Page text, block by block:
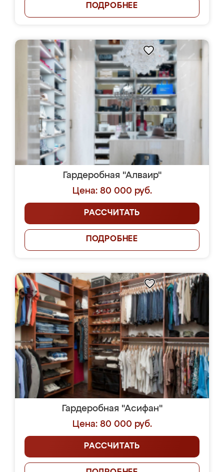
ПОДРОБНЕЕ
Гардеробная "Алваир"
Цена: 80 000 руб.
РАССЧИТАТЬ
ПОДРОБНЕЕ
Гардеробная "Асифан"
Цена: 80 000 руб.
РАССЧИТАТЬ